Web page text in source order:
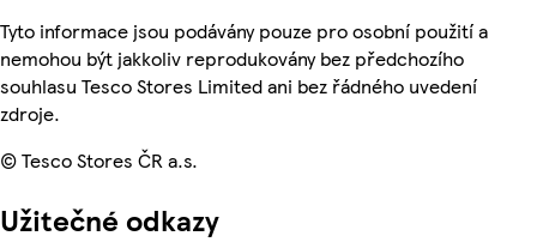
Tyto informace jsou podávány pouze pro osobní použití a
nemohou být jakkoliv reprodukovány bez předchozího
souhlasu Tesco Stores Limited ani bez řádného uvedení
zdroje.
© Tesco Stores ČR a.s.
Užitečné odkazy